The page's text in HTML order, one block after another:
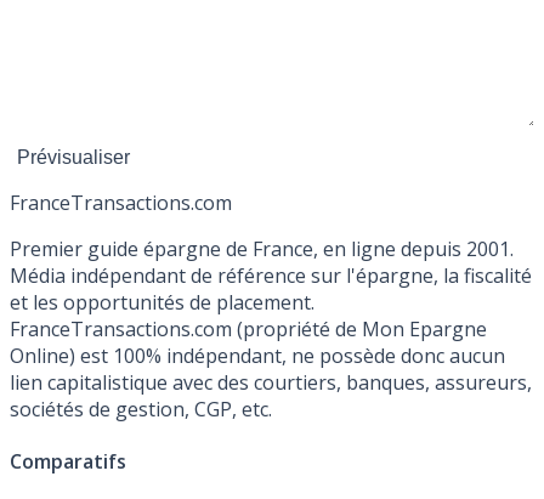
FranceTransactions.com
Premier guide épargne de France, en ligne depuis 2001.
Média indépendant de référence sur l'épargne, la fiscalité
et les opportunités de placement.
FranceTransactions.com (propriété de Mon Epargne
Online) est 100% indépendant, ne possède donc aucun
lien capitalistique avec des courtiers, banques, assureurs,
sociétés de gestion, CGP, etc.
Comparatifs